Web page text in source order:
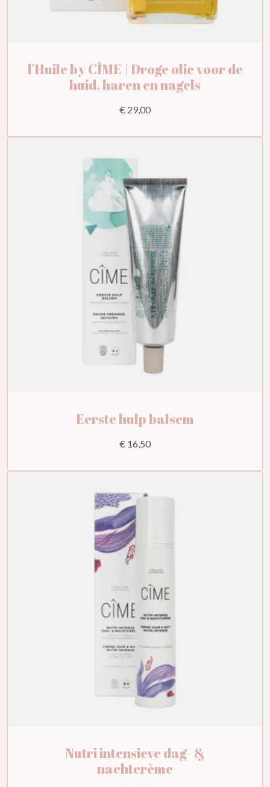
l'Huile by CÎME | Droge olie voor de
huid, haren en nagels
€ 29,00
Eerste hulp balsem
€ 16,50
Nutri intensieve dag- &
nachtcrème